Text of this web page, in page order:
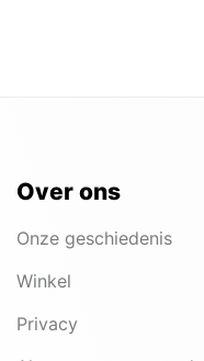
Over ons
Onze geschiedenis
Winkel
Privacy